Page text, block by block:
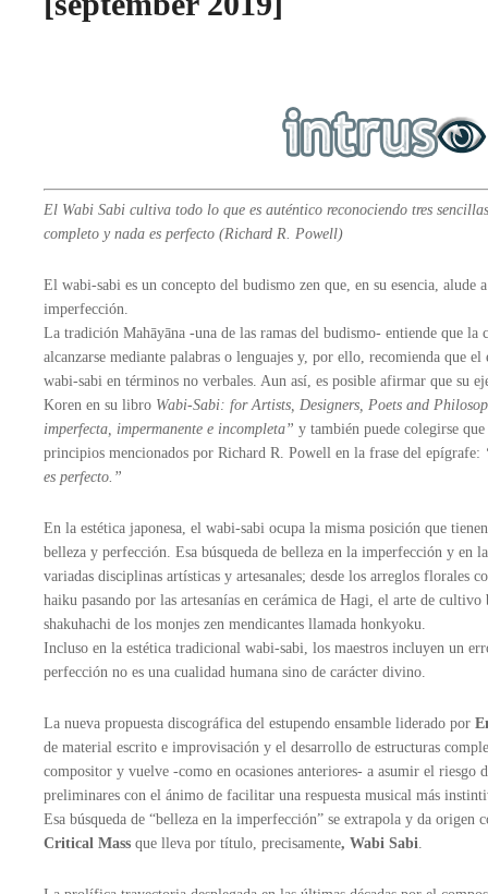
El Wabi Sabi cultiva todo lo que es auténtico reconociendo tres
completo y nada es perfecto (Richard R. Powell)
El wabi-sabi es un concepto del budismo zen que, en su esencia, alude
imperfección.
La tradición Mahāyāna -una de las ramas del budismo- entiende que la
alcanzarse mediante palabras o lenguajes y, por ello, recomienda que el
wabi-sabi en términos no verbales. Aun así, es posible afirmar que su
Koren en su libro Wabi-Sabi: for Artists, Designers, Poets and
imperfecta, impermanente e incompleta” y también puede colegirse
principios mencionados por Richard R. Powell en la frase del epígrafe:
es perfecto.”
En la estética japonesa, el wabi-sabi ocupa la misma posición que
belleza y perfección. Esa búsqueda de belleza en la imperfección y en
variadas disciplinas artísticas y artesanales; desde los arreglos florales
haiku pasando por las artesanías en cerámica de Hagi, el arte de
shakuhachi de los monjes zen mendicantes llamada honkyoku.
Incluso en la estética tradicional wabi-sabi, los maestros incluyen un
perfección no es una cualidad humana sino de carácter divino.
La nueva propuesta discográfica del estupendo ensamble liderado por
de material escrito e improvisación y el desarrollo de estructuras
compositor y vuelve -como en ocasiones anteriores- a asumir el riesgo
preliminares con el ánimo de facilitar una respuesta musical más
Esa búsqueda de “belleza en la imperfección” se extrapola y da origen
Critical Mass que lleva por título, precisamente, Wabi Sabi.